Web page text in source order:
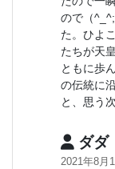
ので（
た。ひよ
たちが天
ともに歩
の伝統に
と、思う
ダダ
2021年8月